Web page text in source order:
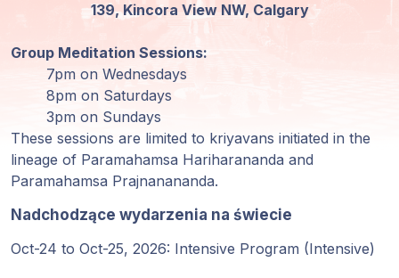
Wydarzenia
Lokalizacje
Linia
Programy
139, Kincora View NW, Calgary
Group Meditation Sessions:
7pm on Wednesdays
8pm on Saturdays
3pm on Sundays
These sessions are limited to kriyavans initiated in the
lineage of Paramahamsa Hariharananda and
Paramahamsa Prajnanananda.
Nadchodzące wydarzenia na świecie
Oct-24 to Oct-25, 2026: Intensive Program (Intensive)